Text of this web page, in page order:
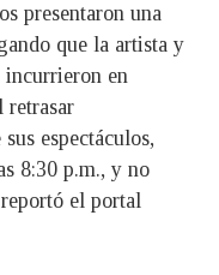
presentaron una
que la artista y
en
retrasar
espectáculos,
8:30 p.m., y no
el portal